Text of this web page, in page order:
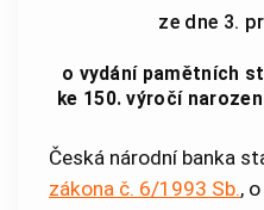
ze dne 3.
o vydání pamětních
ke 150. výročí
Česká národní banka
zákona č. 6/1993 Sb.,